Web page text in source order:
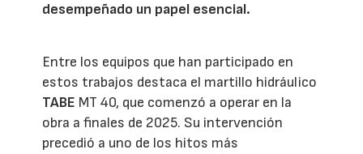
desempeñado un papel esencial.
Entre los equipos que han participado en
estos trabajos destaca el martillo hidráulico
TABE MT 40, que comenzó a operar en la
obra a finales de 2025. Su intervención
precedió a uno de los hitos más